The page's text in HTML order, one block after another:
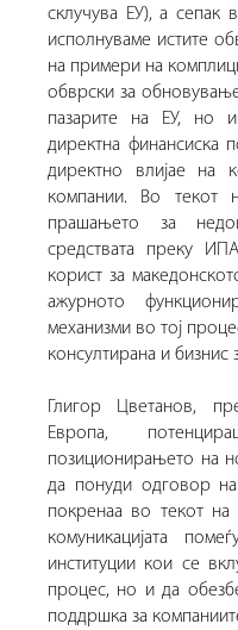
склучува ЕУ), а сепак
исполнуваме истите
на примери на
обврски за
пазарите на ЕУ, но
директна финансиска
директно влијае на
компании. Во текот
прашањето за
средствата преку
корист за
ажурното
механизми во тој
консултирана и бизнис
Глигор Цветанов,
Европа,
позиционирањето на
да понуди одговор
покренаа во текот на
комуникацијата
институции кои се
процес, но и да
поддршка за